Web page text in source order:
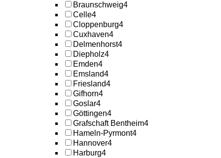
Braunschweig4
Celle4
Cloppenburg4
Cuxhaven4
Delmenhorst4
Diepholz4
Emden4
Emsland4
Friesland4
Gifhorn4
Goslar4
Göttingen4
Grafschaft Bentheim4
Hameln-Pyrmont4
Hannover4
Harburg4